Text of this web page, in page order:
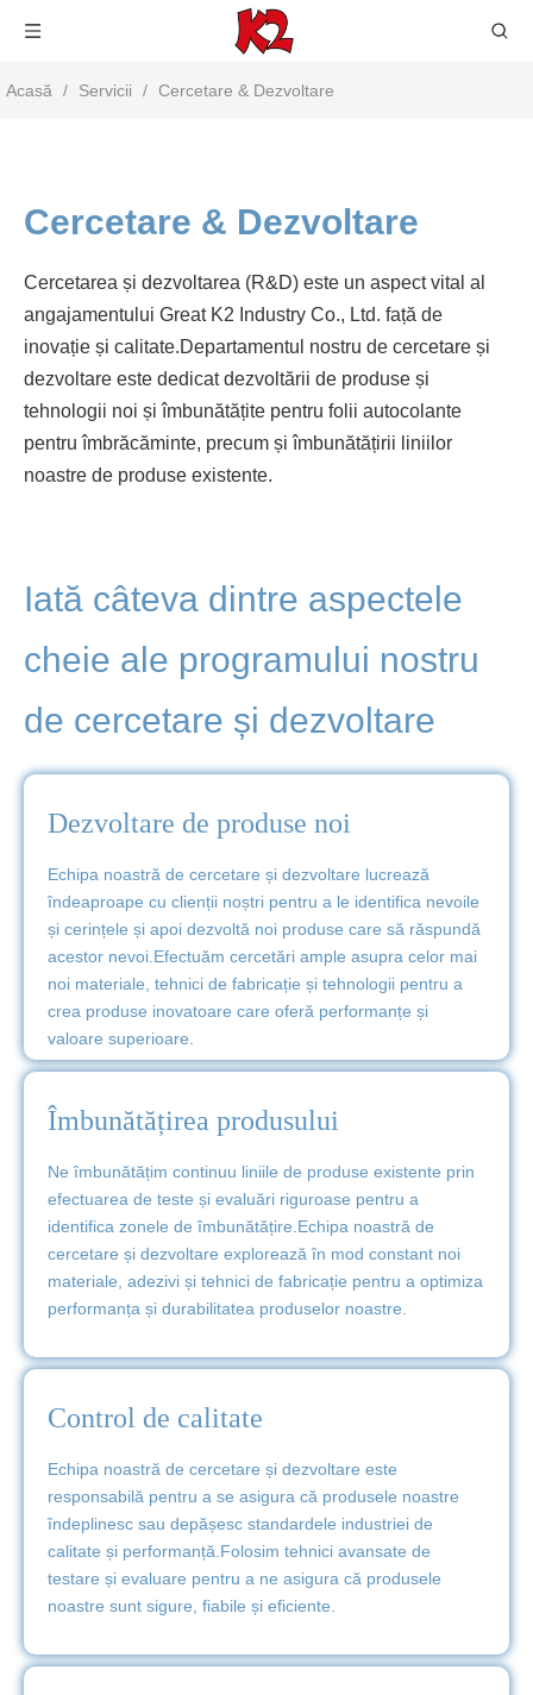
Acasă / Servicii / Cercetare & Dezvoltare
Cercetare & Dezvoltare
Cercetarea și dezvoltarea (R&D) este un aspect vital al
angajamentului Great K2 Industry Co., Ltd. față de
inovație și calitate.Departamentul nostru de cercetare și
dezvoltare este dedicat dezvoltării de produse și
tehnologii noi și îmbunătățite pentru folii autocolante
pentru îmbrăcăminte, precum și îmbunătățirii liniilor
noastre de produse existente.
Iată câteva dintre aspectele
cheie ale programului nostru
de cercetare și dezvoltare
Dezvoltare de produse noi
Echipa noastră de cercetare și dezvoltare lucrează
îndeaproape cu clienții noștri pentru a le identifica nevoile
și cerințele și apoi dezvoltă noi produse care să răspundă
acestor nevoi.Efectuăm cercetări ample asupra celor mai
noi materiale, tehnici de fabricație și tehnologii pentru a
crea produse inovatoare care oferă performanțe și
valoare superioare.
Îmbunătățirea produsului
Ne îmbunătățim continuu liniile de produse existente prin
efectuarea de teste și evaluări riguroase pentru a
identifica zonele de îmbunătățire.Echipa noastră de
cercetare și dezvoltare explorează în mod constant noi
materiale, adezivi și tehnici de fabricație pentru a optimiza
performanța și durabilitatea produselor noastre.
Control de calitate
Echipa noastră de cercetare și dezvoltare este
responsabilă pentru a se asigura că produsele noastre
îndeplinesc sau depășesc standardele industriei de
calitate și performanță.Folosim tehnici avansate de
testare și evaluare pentru a ne asigura că produsele
noastre sunt sigure, fiabile și eficiente.